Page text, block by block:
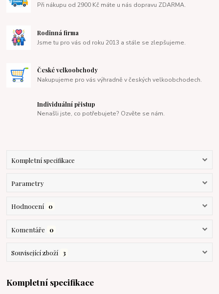
Při nákupu od 2900 Kč máte u nás dopravu ZDARMA.
Rodinná firma
Jsme tu pro vás od roku 2013 a stále se zlepšujeme.
České velkoobchody
Nakupujeme pro vás výhradně v českých velkoobchodech.
Individuální přistup
Nenašli jste, co potřebujete? Ozvěte se nám.
Kompletní specifikace
Parametry
Hodnocení 0
Komentáře 0
Související zboží 3
Kompletní specifikace